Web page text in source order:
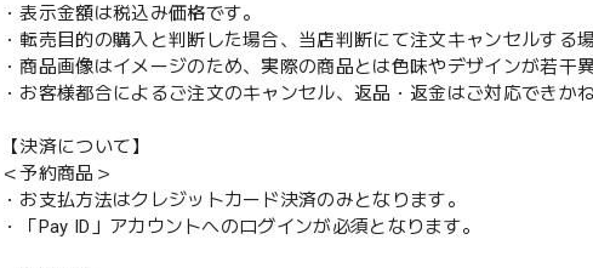
・表示金額は税込み価格です。
・転売目的の購入と判断した場合、当店判断にて注文キャンセルする
・商品画像はイメージのため、実際の商品とは色味やデザインが若干
・お客様都合によるご注文のキャンセル、返品・返金はご対応できかね
【決済について】
＜予約商品＞
・お支払方法はクレジットカード決済のみとなります。
・「Pay ID」アカウントへのログインが必須となります。